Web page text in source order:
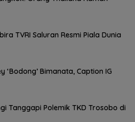
TVRI Saluran Resmi Piala Dunia
‘Bodong’ Bimanata, Caption IG
Tanggapi Polemik TKD Trosobo di